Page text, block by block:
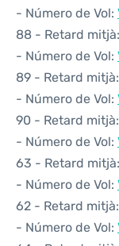
- Número de Vol:
88 - Retard
- Número de Vol:
89 - Retard
- Número de Vol:
90 - Retard
- Número de Vol:
63 - Retard
- Número de Vol:
62 - Retard
- Número de Vol: